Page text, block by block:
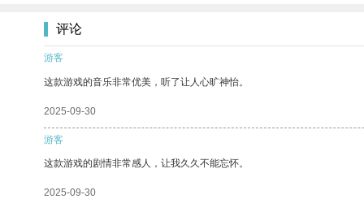
评论
游客
这款游戏的音乐非常优美，听了让人心旷神怡。
2025-09-30
游客
这款游戏的剧情非常感人，让我久久不能忘怀。
2025-09-30